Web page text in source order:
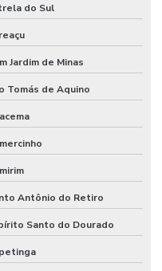
do Sul
Jardim de Minas
Tomás de Aquino
Antônio do Retiro
Santo do Dourado